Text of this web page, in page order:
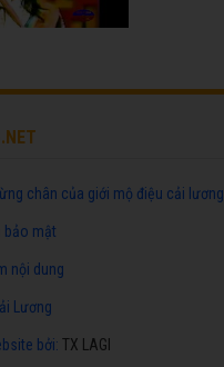
chân của giới mộ điệu cải lương
bảo mật
nội dung
Lương
bởi: TX LAGI